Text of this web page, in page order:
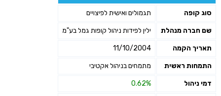
סוג קופה תגמולים ואישית לפיצויים
שם חברה מנהלת ילין לפידות ניהול קופות גמל בע"מ
תאריך הקמה 11/10/2004
התמחות ראשית מתמחים בניהול אקטיבי
דמי ניהול 0.62%
מאשר כי פרטיי ישמשו לקבלת פניות והצעות שיווקיות למוצרים
פנסיוניים\ביטוח באמצעות טלפון, מייל או SMS מאיתנו או צד שלישי
שליחה